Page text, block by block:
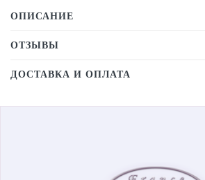
ОПИСАНИЕ
ОТЗЫВЫ
ДОСТАВКА И ОПЛАТА